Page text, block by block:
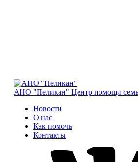
АНО "Пеликан" Центр помощи
Новости
О нас
Как помочь
Контакты